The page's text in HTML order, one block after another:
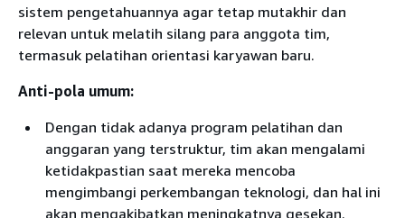
sistem pengetahuannya agar tetap mutakhir dan
relevan untuk melatih silang para anggota tim,
termasuk pelatihan orientasi karyawan baru.
Anti-pola umum:
Dengan tidak adanya program pelatihan dan
anggaran yang terstruktur, tim akan mengalami
ketidakpastian saat mereka mencoba
mengimbangi perkembangan teknologi, dan hal ini
akan mengakibatkan meningkatnya gesekan.